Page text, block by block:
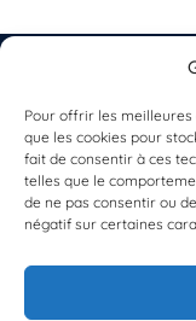
Pour offrir les meilleures
que les cookies pour
fait de consentir à ces
telles que le
de ne pas consentir ou
négatif sur certaines